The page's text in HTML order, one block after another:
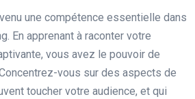
une compétence essentielle dans
En apprenant à raconter votre
vous avez le pouvoir de
vous sur des aspects de
toucher votre audience, et qui